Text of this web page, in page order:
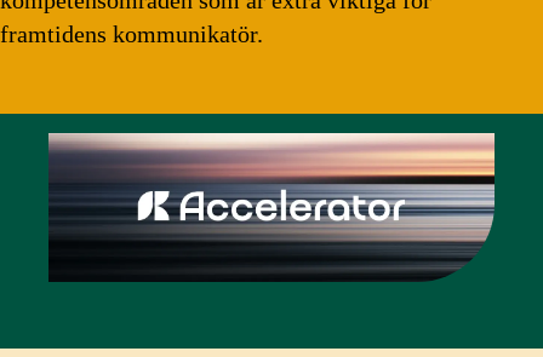
framtidens kommunikatör.